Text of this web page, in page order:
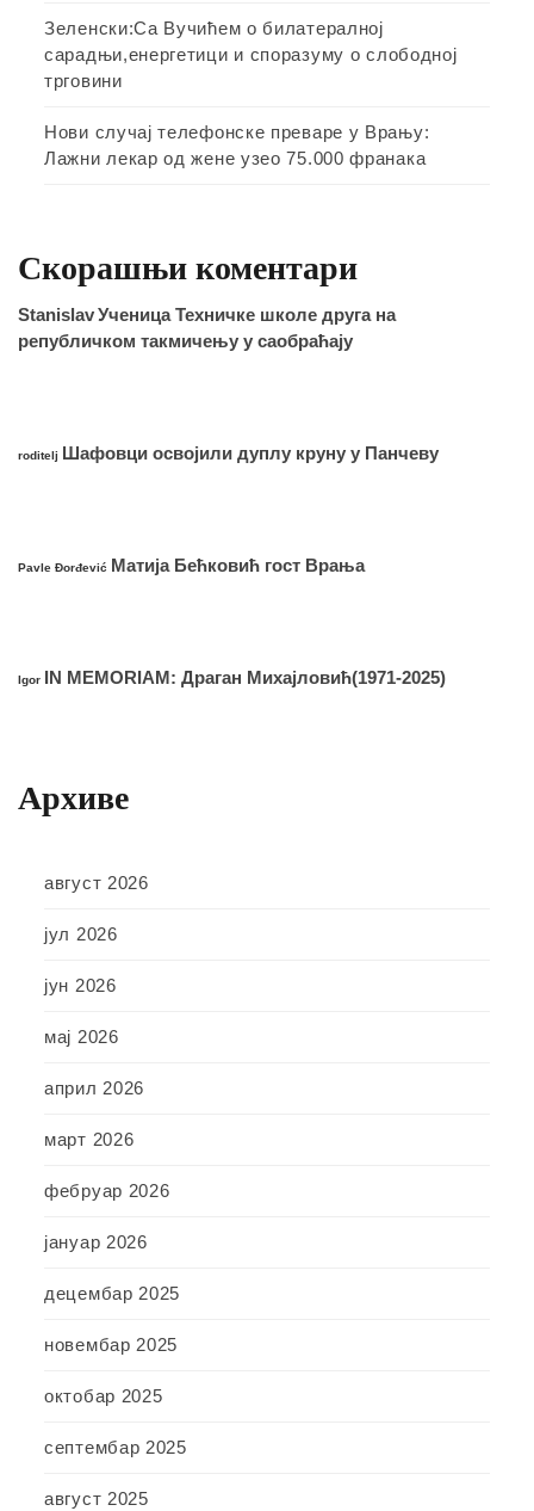
Зеленски:Са Вучићем о билатералној
сарадњи,енергетици и споразуму о слободној
трговини
Нови случај телефонске преваре у Врању:
Лажни лекар од жене узео 75.000 франака
Скорашњи коментари
StanislavУченица Техничке школе друга на
републичком такмичењу у саобраћају
roditelj Шафовци освојили дуплу круну у Панчеву
Pavle Đorđević Матија Бећковић гост Врања
Igor IN MEMORIAM: Драган Михајловић(1971-2025)
Архиве
август 2026
јул 2026
јун 2026
мај 2026
април 2026
март 2026
фебруар 2026
јануар 2026
децембар 2025
новембар 2025
октобар 2025
септембар 2025
август 2025